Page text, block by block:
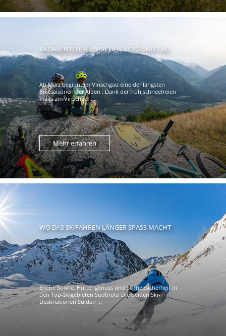
RADABENTEUER ZWISCHEN BERG UND TAL
Ab März beginnt im Vinschgau eine der längsten
Bikesaisonen der Alpen . Dank der früh schneefreien
Trails am Vinschger ...
Mehr erfahren
WO DAS SKIFAHREN LÄNGER SPASS MACHT
Erlebe Sonne, Hüttengenuss und Schneesicherheit in
den Top-Skigebieten Südtirols! Die beiden Ski-
Destinationen Sulden ...